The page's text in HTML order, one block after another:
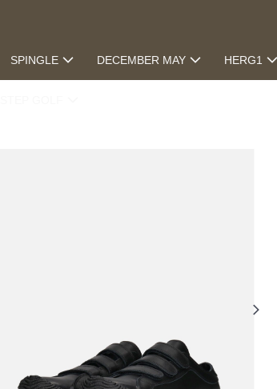
SPINGLE DECEMBER MAY HERG1